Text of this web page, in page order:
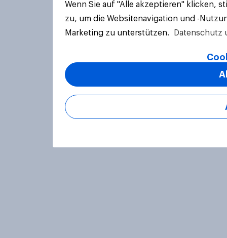
Wenn Sie auf "Alle akzeptieren" klicken,
zu, um die Websitenavigation und -
Marketing zu unterstützen.
Datenschutz